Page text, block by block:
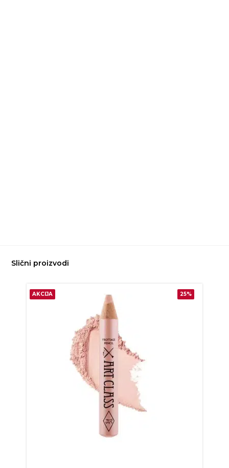
Slični proizvodi
AKCIJA 25%